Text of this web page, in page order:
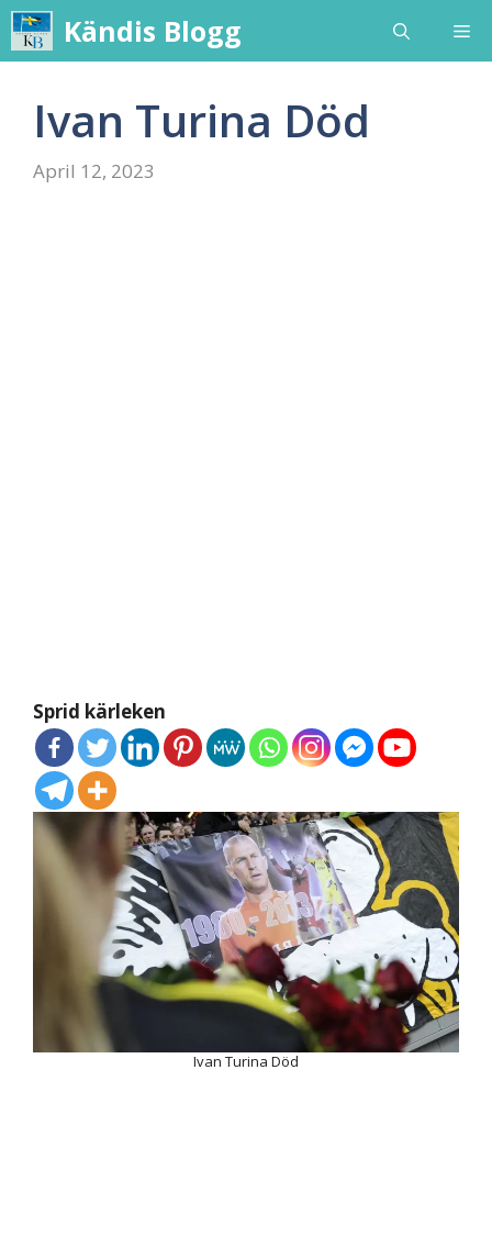
Skip
to
content
Kändis Blogg
Ivan Turina Död
April 12, 2023
Sprid kärleken
Ivan Turina Död